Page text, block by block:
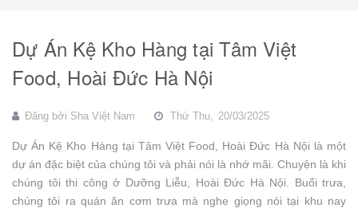
Dự Án Kệ Kho Hàng tại Tâm Việt
Food, Hoài Đức Hà Nội
Đăng bởi Sha Việt Nam Thứ Thu, 20/03/2025
Dự Án Kệ Kho Hàng tại Tâm Việt Food, Hoài Đức Hà Nội là một
dự án đặc biệt của chúng tôi và phải nói là nhớ mãi. Chuyện là khi
chúng tôi thi công ở Dưỡng Liễu, Hoài Đức Hà Nội. Buổi trưa,
chúng tôi ra quán ăn cơm trưa mà nghe giọng nói tại khu nay